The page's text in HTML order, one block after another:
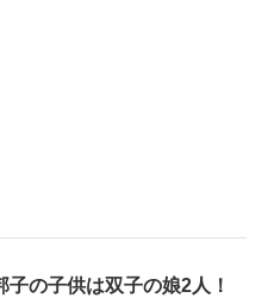
子の子供は双子の娘2人！